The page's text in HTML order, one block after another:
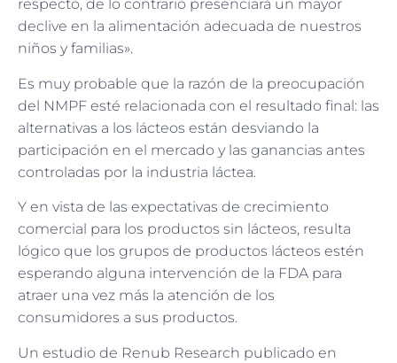
respecto, de lo contrario presenciará un mayor
declive en la alimentación adecuada de nuestros
niños y familias».
Es muy probable que la razón de la preocupación
del NMPF esté relacionada con el resultado final: las
alternativas a los lácteos están desviando la
participación en el mercado y las ganancias antes
controladas por la industria láctea.
Y en vista de las expectativas de crecimiento
comercial para los productos sin lácteos, resulta
lógico que los grupos de productos lácteos estén
esperando alguna intervención de la FDA para
atraer una vez más la atención de los
consumidores a sus productos.
Un estudio de Renub Research publicado en